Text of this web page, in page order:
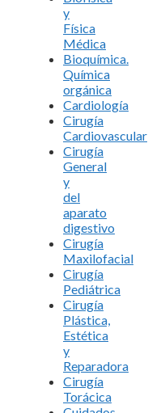
y
Física
Médica
Bioquímica.
Química
orgánica
Cardiología
Cirugía
Cardiovascular
Cirugía
General
y
del
aparato
digestivo
Cirugía
Maxilofacial
Cirugía
Pediátrica
Cirugía
Plástica,
Estética
y
Reparadora
Cirugía
Torácica